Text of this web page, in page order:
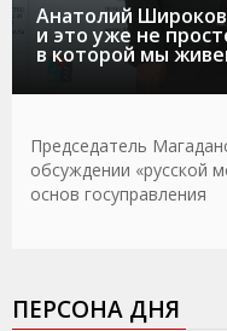
Анатолий
и это уже не
в которой мы
Председатель
обсуждении «русской
основ госуправления
ПЕРСОНА ДНЯ